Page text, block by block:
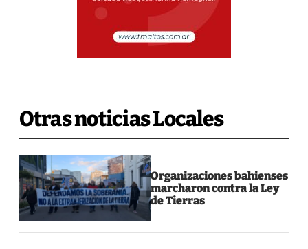
Otras noticias Locales
Organizaciones bahienses
marcharon contra la Ley
de Tierras